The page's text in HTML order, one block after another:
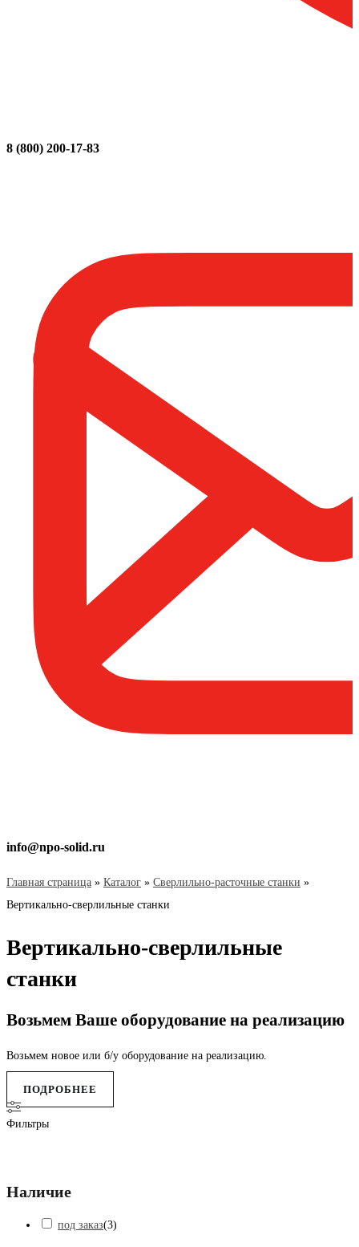
8 (800) 200-17-83
info@npo-solid.ru
Главная страница » Каталог » Сверлильно-расточные станки »
Вертикально-сверлильные станки
Вертикально-сверлильные
станки
Возьмем Ваше оборудование на реализацию
Возьмем новое или б/у оборудование на реализацию.
ПОДРОБНЕЕ
Фильтры
Наличие
под заказ(3)